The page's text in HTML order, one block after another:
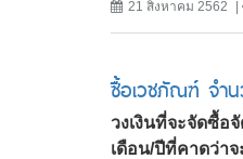
21 สิงหาคม 2562
ซื้อเวชภัณฑ์ จำ
วงเงินที่จะจัดซื้อจั
เดือน/ปีที่คาดว่า